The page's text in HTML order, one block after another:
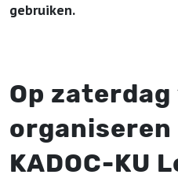
gebruiken.
Op zaterdag
organiseren
KADOC-KU